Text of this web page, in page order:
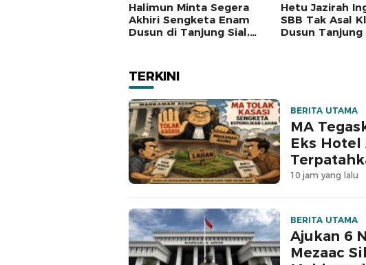
Halimun Minta Segera
Akhiri Sengketa Enam
Dusun di Tanjung Sial,
Hetu Jazirah
SBB Tak Asal
Dusun Tanjung
TERKINI
BERITA UTAMA
MA
Eks Hotel
10 jam yang lalu
BERITA UTAMA
Ajukan 6
Mezaac